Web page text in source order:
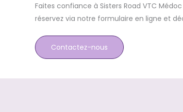
Faites confiance à Sisters Road VTC
réservez via notre formulaire en ligne et
Contactez-nous